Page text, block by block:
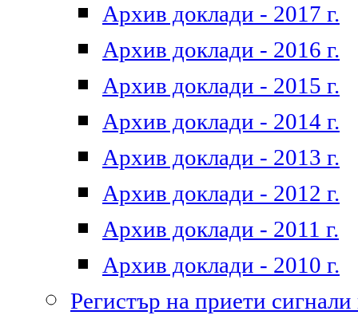
Архив доклади - 2017 г.
Архив доклади - 2016 г.
Архив доклади - 2015 г.
Архив доклади - 2014 г.
Архив доклади - 2013 г.
Архив доклади - 2012 г.
Архив доклади - 2011 г.
Архив доклади - 2010 г.
Регистър на приети